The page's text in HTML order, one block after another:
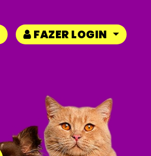
FAZER LOGIN